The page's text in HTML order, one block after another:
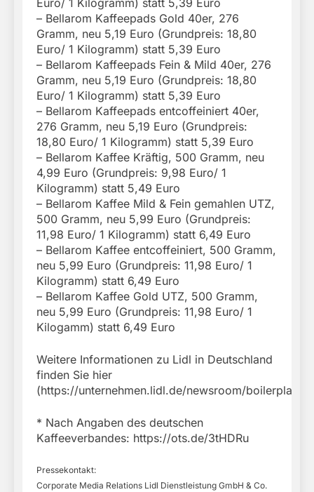
Euro/ 1 Kilogramm) statt 5,39 Euro
– Bellarom Kaffeepads Gold 40er, 276
Gramm, neu 5,19 Euro (Grundpreis: 18,80
Euro/ 1 Kilogramm) statt 5,39 Euro
– Bellarom Kaffeepads Fein & Mild 40er, 276
Gramm, neu 5,19 Euro (Grundpreis: 18,80
Euro/ 1 Kilogramm) statt 5,39 Euro
– Bellarom Kaffeepads entcoffeiniert 40er,
276 Gramm, neu 5,19 Euro (Grundpreis:
18,80 Euro/ 1 Kilogramm) statt 5,39 Euro
– Bellarom Kaffee Kräftig, 500 Gramm, neu
4,99 Euro (Grundpreis: 9,98 Euro/ 1
Kilogramm) statt 5,49 Euro
– Bellarom Kaffee Mild & Fein gemahlen UTZ,
500 Gramm, neu 5,99 Euro (Grundpreis:
11,98 Euro/ 1 Kilogramm) statt 6,49 Euro
– Bellarom Kaffee entcoffeiniert, 500 Gramm,
neu 5,99 Euro (Grundpreis: 11,98 Euro/ 1
Kilogramm) statt 6,49 Euro
– Bellarom Kaffee Gold UTZ, 500 Gramm,
neu 5,99 Euro (Grundpreis: 11,98 Euro/ 1
Kilogamm) statt 6,49 Euro
Weitere Informationen zu Lidl in Deutschland
finden Sie hier
(https://unternehmen.lidl.de/newsroom/boilerplate).
* Nach Angaben des deutschen
Kaffeeverbandes: https://ots.de/3tHDRu
Pressekontakt:
Corporate Media Relations Lidl Dienstleistung GmbH & Co.